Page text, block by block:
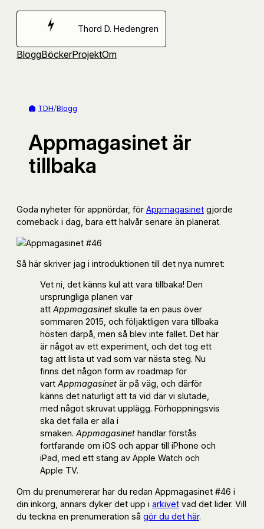
Hoppa
Thord D. Hedengren
BloggBöckerProjektOm
TDH/Blogg
Appmagasinet är
tillbaka
Goda nyheter för appnördar, för Appmagasinet gjorde
comeback i dag, bara ett halvår senare än planerat.
Så här skriver jag i introduktionen till det nya numret:
Vet ni, det känns kul att vara tillbaka! Den
ursprungliga planen var
att Appmagasinet skulle ta en paus över
sommaren 2015, och följaktligen vara tillbaka
hösten därpå, men så blev inte fallet. Det här
är något av ett experiment, och det tog ett
tag att lista ut vad som var nästa steg. Nu
finns det någon form av roadmap för
vart Appmagasinet är på väg, och därför
känns det naturligt att ta vid där vi slutade,
med något skruvat upplägg. Förhoppningsvis
ska det falla er alla i
smaken. Appmagasinet handlar förstås
fortfarande om iOS och appar till iPhone och
iPad, med ett stäng av Apple Watch och
Apple TV.
Om du prenumererar har du redan Appmagasinet #46 i
din inkorg, annars dyker det upp i arkivet vad det lider. Vill
du teckna en prenumeration så gör du det här.